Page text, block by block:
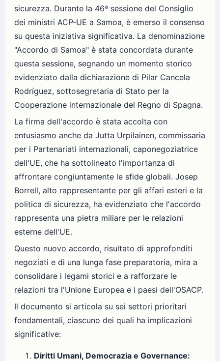
sicurezza. Durante la 46ª sessione del Consiglio
dei ministri ACP-UE a Samoa, è emerso il consenso
su questa iniziativa significativa. La denominazione
"Accordo di Samoa" è stata concordata durante
questa sessione, segnando un momento storico
evidenziato dalla dichiarazione di Pilar Cancela
Rodríguez, sottosegretaria di Stato per la
Cooperazione internazionale del Regno di Spagna.
La firma dell'accordo è stata accolta con
entusiasmo anche da Jutta Urpilainen, commissaria
per i Partenariati internazionali, caponegoziatrice
dell'UE, che ha sottolineato l'importanza di
affrontare congiuntamente le sfide globali. Josep
Borrell, alto rappresentante per gli affari esteri e la
politica di sicurezza, ha evidenziato che l'accordo
rappresenta una pietra miliare per le relazioni
esterne dell'UE.
Questo nuovo accordo, risultato di approfonditi
negoziati e di una lunga fase preparatoria, mira a
consolidare i legami storici e a rafforzare le
relazioni tra l'Unione Europea e i paesi dell'OSACP.
Il documento si articola su sei settori prioritari
fondamentali, ciascuno dei quali ha implicazioni
significative:
Diritti Umani, Democrazia e Governance: